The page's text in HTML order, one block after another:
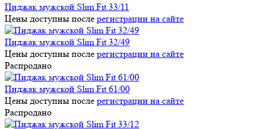
Пиджак мужской Slim Fit 33/11
Цены доступны после регистрации на сайте
Пиджак мужской Slim Fit 32/49
Цены доступны после регистрации на сайте
Распродано
Пиджак мужской Slim Fit 61/00
Цены доступны после регистрации на сайте
Распродано